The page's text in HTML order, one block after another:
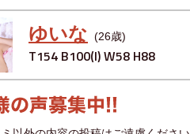
ゆいな (26歳)
T154 B100(I) W58 H88